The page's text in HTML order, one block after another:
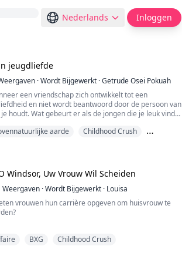
Nederlands Inloggen
jeugdliefde
·Wordt Bijgewerkt ·Getrude Osei Pokuah
een vriendschap zich ontwikkelt tot een
en niet wordt beantwoord door de persoon van
houdt. Wat gebeurt er als de jongen die je leuk vindt
in de trein van zijn jeugdliefde en zie wat er gebeurt
aarde
Childhood Crush
Windsor, Uw Vrouw Wil Scheiden
Weergaven ·Wordt Bijgewerkt · Louisa
vrouwen hun carrière opgeven om huisvrouw te
niet.BXG Childhood Crush